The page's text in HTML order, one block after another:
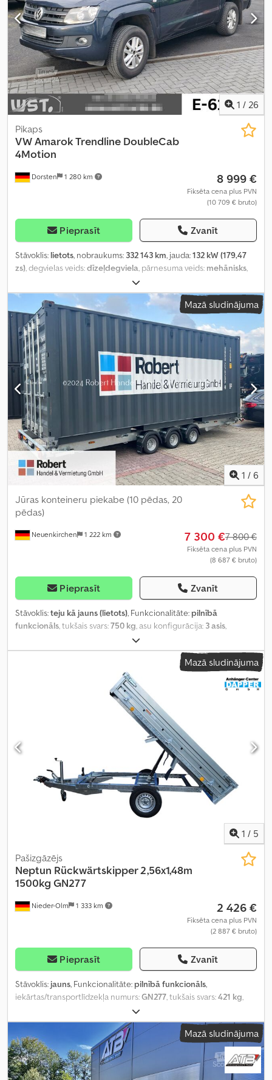
1 / 26
Dorsten 1 280 km
Pikaps
VWAmarok Trendline DoubleCab
4Motion
8 999 €
Fiksēta cena plus PVN
(10 709 € bruto)
Pieprasīt Zvanīt
Stāvoklis: lietots, nobraukums: 332 143 km, jauda:132 kW (179,47
zs) , degvielas veids:dīzeļdegviela , pārnesuma veids: mehānisks
, krāsa:zils
Aprīkojums:ABS, centrālā atslēga, elektroniskā stabilitātes
programma (ESP), gaisa kondicionēšana, imobilaizersistēma,
kvēpu filtrs, pilnpiedziņa
Mazā sludinājuma
1 / 6
Neuenkirchen 1 222 km
Jūras konteineru piekabe (10 pēdas, 20
pēdas)
7 300 €7 800 €
Fiksēta cena plus PVN
(8 687 € bruto)
Pieprasīt Zvanīt
Stāvoklis:teju kā jauns (lietots), Funkcionalitāte: pilnībā
funkcionāls, tukšais svars:750 kg, asu konfigurācija: 3 asis,
Mazā sludinājuma
1 / 5
Nieder-Olm 1 333 km
Pašizgāzējs
Neptun Rückwärtskipper 2,56x1,48m
1500kg GN277
2 426 €
Fiksēta cena plus PVN
(2 887 € bruto)
Pieprasīt Zvanīt
Stāvoklis: jauns, Funkcionalitāte: pilnībā funkcionāls,
iekārtas/transportlīdzekļa numurs:GN277 , tukšais svars:421 kg
, kopējais svars:
konfigurācija:1 ass, krautuves garums:2 560 mm, iekraušanas
vietas platums:
1 479 mm, iekraušanas telpas augstums:300 mm,
Mazā sludinājuma